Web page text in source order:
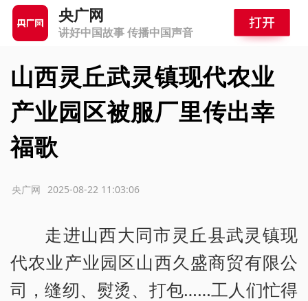
央广网
讲好中国故事 传播中国声音
山西灵丘武灵镇现代农业
产业园区被服厂里传出幸
福歌
2025-08-22 11:03:06
央广网
走进山西大同市灵丘县武灵镇现
代农业产业园区山西久盛商贸有限公
司，缝纫、熨烫、打包……工人们忙得